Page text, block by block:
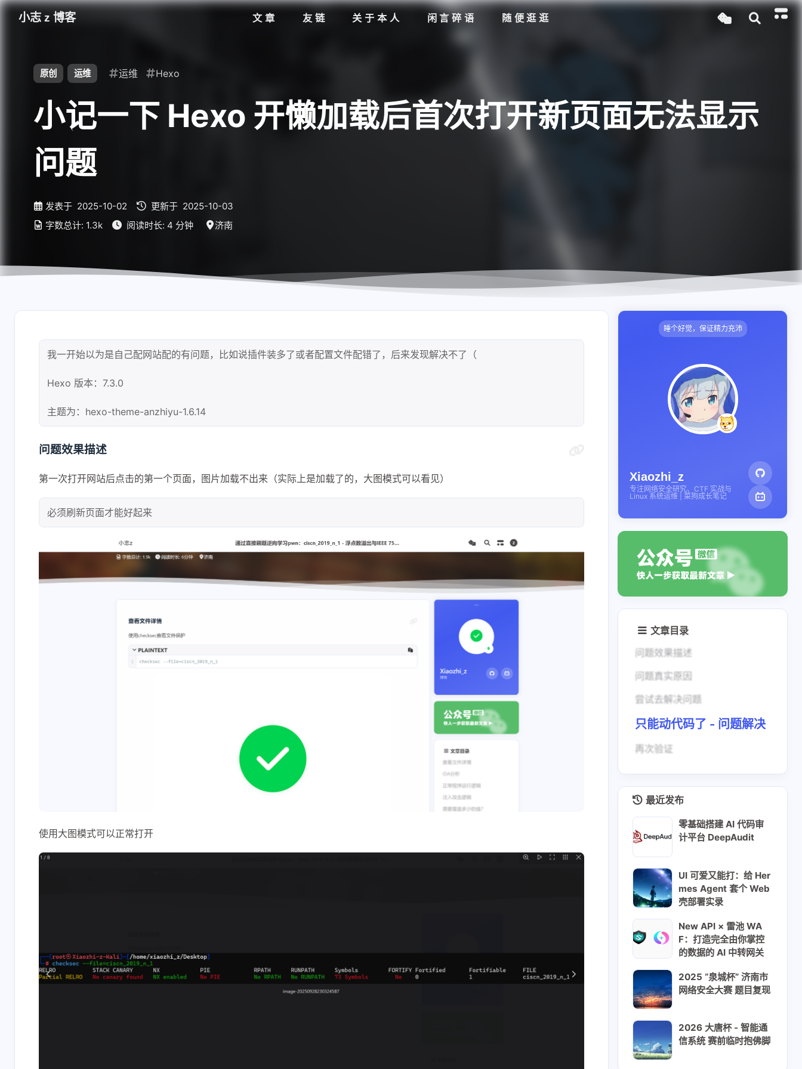
小志 z 博客 文章 友链 关于本人 闲言碎语 随便逛逛
原创 运维 运维 Hexo
小记一下 Hexo 开懒加载后首次打开新页面无法显示
问题
发表于 2025-10-02 更新于 2025-10-03
字数总计: 1.3k 阅读时长: 4 分钟 济南
我一开始以为是自己配网站配的有问题，比如说插件装多了或者配置文件配错了，后来发现解决不了（
Hexo 版本：7.3.0
主题为：hexo-theme-anzhiyu-1.6.14
问题效果描述
第一次打开网站后点击的第一个页面，图片加载不出来（实际上是加载了的，大图模式可以看见）
必须刷新页面才能好起来
使用大图模式可以正常打开
睡个好觉，保证精力充沛
Xiaozhi_z
专注网络安全研究、CTF 实战与
Linux 系统运维 | 菜狗成长笔记
文章目录
问题效果描述
问题真实原因
尝试去解决问题
只能动代码了 - 问题解决
再次验证
最近发布
零基础搭建 AI 代码审
计平台 DeepAudit
UI 可爱又能打：给 Her
mes Agent 套个 Web
壳部署实录
New API × 雷池 WA
F：打造完全由你掌控
的数据的 AI 中转网关
2025 “泉城杯” 济南市
网络安全大赛 题目复现
2026 大唐杯 - 智能通
信系统 赛前临时抱佛脚